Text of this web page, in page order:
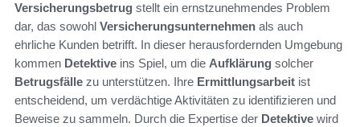
Versicherungsbetrug stellt ein ernstzunehmendes Problem
dar, das sowohl Versicherungsunternehmen als auch
ehrliche Kunden betrifft. In dieser herausfordernden Umgebung
kommen Detektive ins Spiel, um die Aufklärung solcher
Betrugsfälle zu unterstützen. Ihre Ermittlungsarbeit ist
entscheidend, um verdächtige Aktivitäten zu identifizieren und
Beweise zu sammeln. Durch die Expertise der Detektive wird